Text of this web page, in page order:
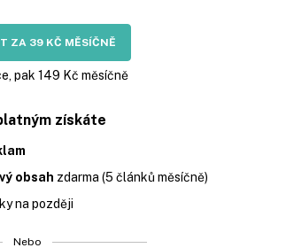
ZA 39 KČ MĚSÍČNĚ
pak 149 Kč měsíčně
získáte
obsah zdarma (5 článků měsíčně)
na později
Nebo